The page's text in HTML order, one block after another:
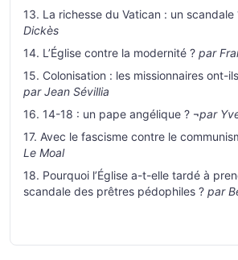
13. La richesse du Vatican : un scandale
Dickès
14. L’Église contre la modernité ? par
15. Colonisation : les missionnaires ont-
par Jean Sévillia
16. 14-18 : un pape angélique ? ¬par
17. Avec le fascisme contre le
Le Moal
18. Pourquoi l’Église a-t-elle tardé à
scandale des prêtres pédophiles ? par